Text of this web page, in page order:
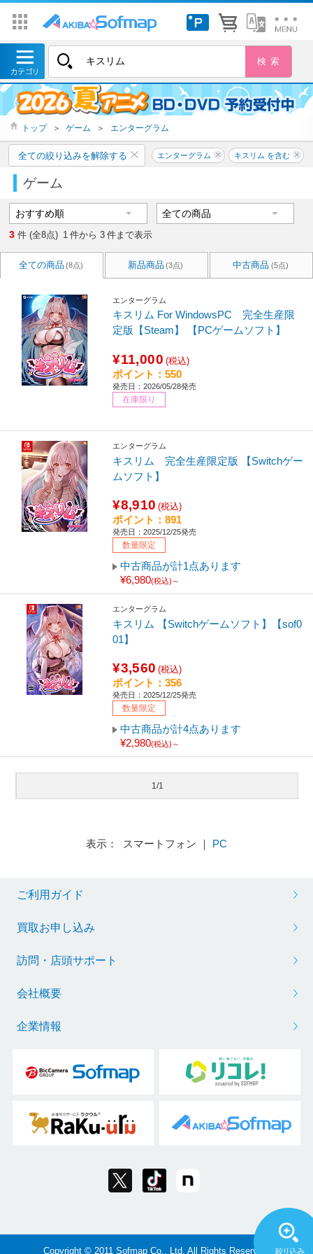
トップ ＞ ゲーム ＞ エンターグラム
全ての絞り込みを解除する エンターグラム キスリム を含む
ゲーム
3 件 (全8点) 1 件から 3 件まで表示
全ての商品 (8点) 新品商品 (3点) 中古商品 (5点)
エンターグラム
キスリム For WindowsPC 完全生産限
定版【Steam】 【PCゲームソフト】
¥11,000 (税込)
ポイント：550
発売日：2026/05/28発売
在庫限り
エンターグラム
キスリム 完全生産限定版 【Switchゲー
ムソフト】
¥8,910 (税込)
ポイント：891
発売日：2025/12/25発売
数量限定
中古商品が計1点あります
¥6,980(税込)～
エンターグラム
キスリム 【Switchゲームソフト】【sof0
01】
¥3,560 (税込)
ポイント：356
発売日：2025/12/25発売
数量限定
中古商品が計4点あります
¥2,980(税込)～
1/1
表示： スマートフォン ｜ PC
ご利用ガイド
買取お申し込み
訪問・店頭サポート
会社概要
企業情報
Copyright © 2011 Sofmap Co., Ltd. All Rights Reserved.